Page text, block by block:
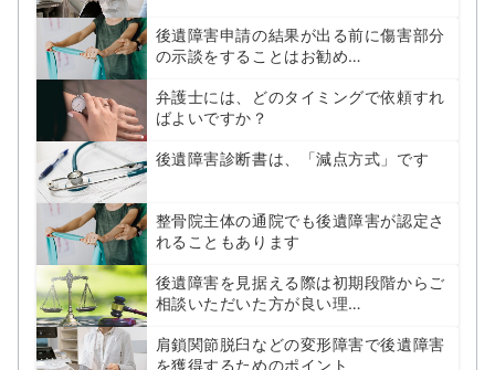
後遺障害申請の結果が出る前に傷害部分
の示談をすることはお勧め…
弁護士には、どのタイミングで依頼すれ
ばよいですか？
後遺障害診断書は、「減点方式」です
整骨院主体の通院でも後遺障害が認定さ
れることもあります
後遺障害を見据える際は初期段階からご
相談いただいた方が良い理…
肩鎖関節脱臼などの変形障害で後遺障害
を獲得するためのポイント